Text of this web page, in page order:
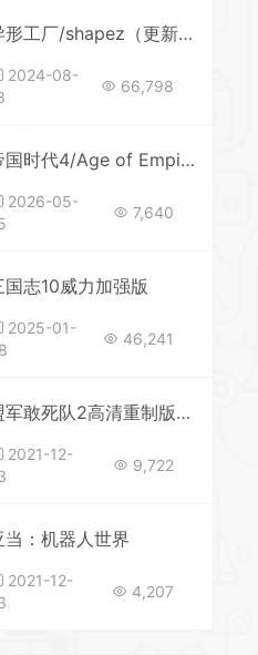
异形工厂/shapez（更新v1.5.6）
2024-08-
66,798
帝国时代4/Age of Empires IV（更新v16.1.9737.0—更新岳飞的遗志DLC）
2026-05-
7,640
国志10威力加强版
2025-01-
46,241
盟军敢死队2高清重制版/Commandos 2 – HD Remaster（v1.09）
2021-12-
9,722
当：机器人世界
2021-12-
4,207